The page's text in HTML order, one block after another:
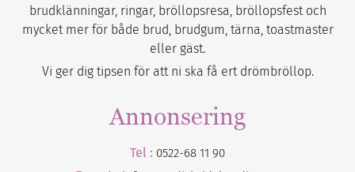
brudklänningar, ringar, bröllopsresa, bröllopsfest och
mycket mer för både brud, brudgum, tärna, toastmaster
eller gäst.
Vi ger dig tipsen för att ni ska få ert drömbröllop.
Annonsering
Tel : 0522-68 11 90